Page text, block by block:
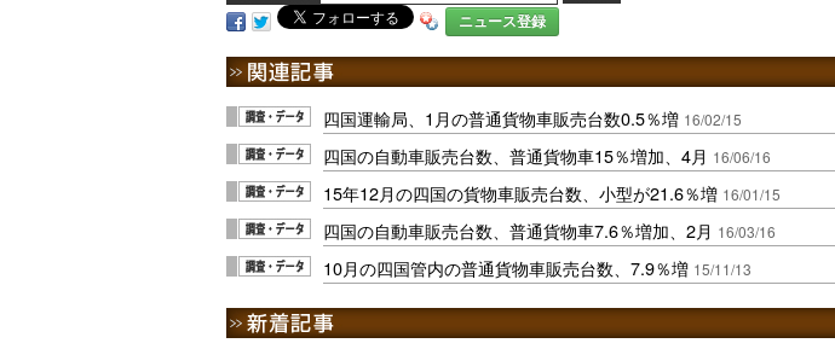
ニュース登録
四国運輸局、1月の普通貨物車販売台数0.5％増 16/02/15
四国の自動車販売台数、普通貨物車15％増加、4月 16/06/16
15年12月の四国の貨物車販売台数、小型が21.6％増 16/01/15
四国の自動車販売台数、普通貨物車7.6％増加、2月 16/03/16
10月の四国管内の普通貨物車販売台数、7.9％増 15/11/13